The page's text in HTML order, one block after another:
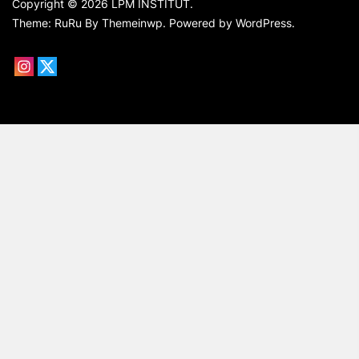
Copyright © 2026 LPM INSTITUT.
Theme: RuRu By Themeinwp. Powered by WordPress.
Instagram
Institut
X
Institut